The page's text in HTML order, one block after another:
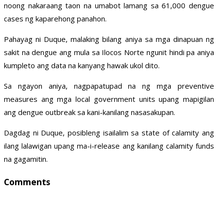
noong nakaraang taon na umabot lamang sa 61,000 dengue
cases ng kaparehong panahon.
Pahayag ni Duque, malaking bilang aniya sa mga dinapuan ng
sakit na dengue ang mula sa Ilocos Norte ngunit hindi pa aniya
kumpleto ang data na kanyang hawak ukol dito.
Sa ngayon aniya, nagpapatupad na ng mga preventive
measures ang mga local government units upang mapigilan
ang dengue outbreak sa kani-kanilang nasasakupan.
Dagdag ni Duque, posibleng isailalim sa state of calamity ang
ilang lalawigan upang ma-i-release ang kanilang calamity funds
na gagamitin.
Comments